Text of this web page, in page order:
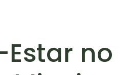
no